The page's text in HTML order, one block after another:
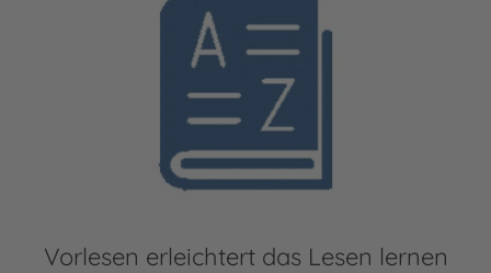
Vorlesen erleichtert das Lesen lernen